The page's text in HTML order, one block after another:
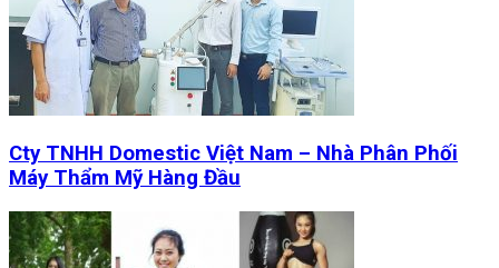
Cty TNHH Domestic Việt Nam – Nhà Phân Phối
Máy Thẩm Mỹ Hàng Đầu